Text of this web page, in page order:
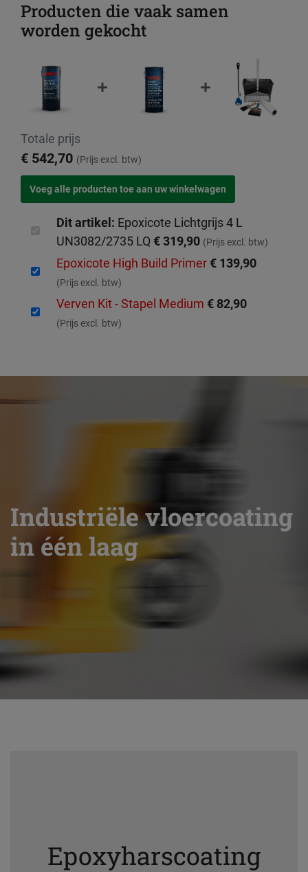
Producten die vaak samen
worden gekocht
Totale prijs
€ 542,70 (Prijs excl. btw)
Dit artikel: Epoxicote Lichtgrijs 4 L
UN3082/2735 LQ€ 319,90 (Prijs excl. btw)
Epoxicote High Build Primer€ 139,90
(Prijs excl. btw)
Verven Kit - Stapel Medium € 82,90
(Prijs excl. btw)
Industriële vloercoating
in één laag
Epoxyharscoating